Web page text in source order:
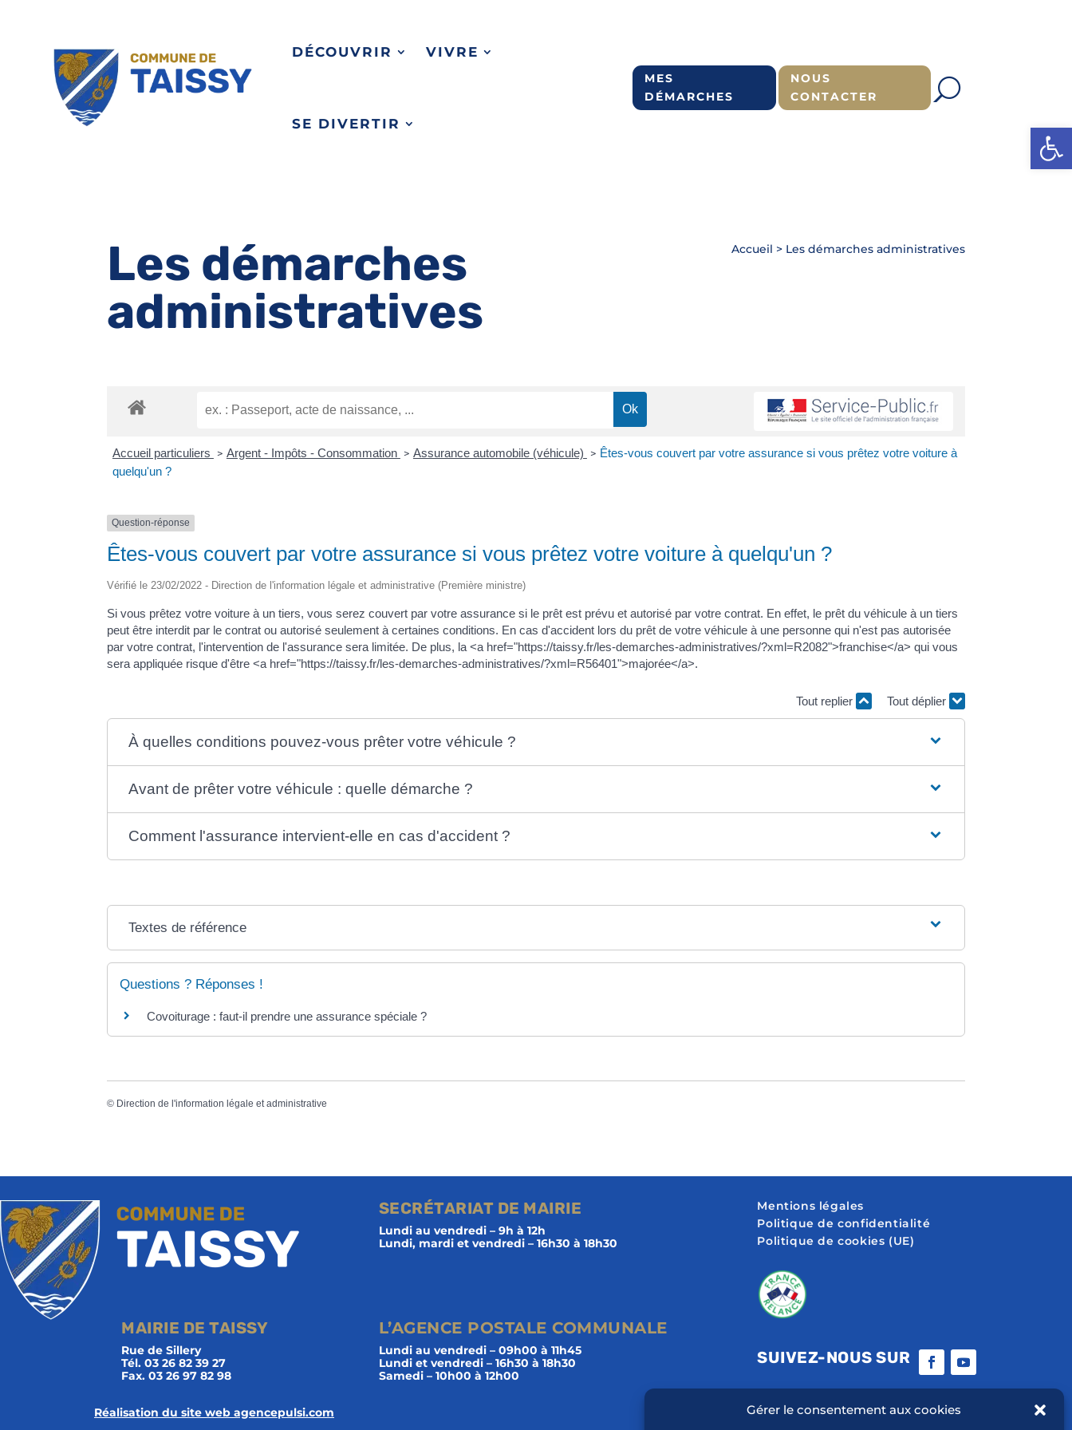
Ouvrir
Gérer le consentement aux cookies
DÉCOUVRIR VIVRE
SE DIVERTIR
MES
DÉMARCHES
NOUS
CONTACTER
Les démarches
administratives
Accueil > Les démarches administratives
Accueil particuliers > Argent - Impôts - Consommation > Assurance automobile (véhicule) > Êtes-vous couvert par votre assurance si vous prêtez votre voiture à
quelqu'un ?
Question-réponse
Êtes-vous couvert par votre assurance si vous prêtez votre voiture à quelqu'un ?
Vérifié le 23/02/2022 - Direction de l'information légale et administrative (Première ministre)
Si vous prêtez votre voiture à un tiers, vous serez couvert par votre assurance si le prêt est prévu et autorisé par votre contrat. En effet, le prêt du véhicule à un tiers
peut être interdit par le contrat ou autorisé seulement à certaines conditions. En cas d'accident lors du prêt de votre véhicule à une personne qui n'est pas autorisée
par votre contrat, l'intervention de l'assurance sera limitée. De plus, la <a href="https://taissy.fr/les-demarches-administratives/?xml=R2082">franchise</a> qui vous
sera appliquée risque d'être <a href="https://taissy.fr/les-demarches-administratives/?xml=R56401">majorée</a>.
Tout replier Tout déplier
À quelles conditions pouvez-vous prêter votre véhicule ?
Avant de prêter votre véhicule : quelle démarche ?
Comment l'assurance intervient-elle en cas d'accident ?
Textes de référence
Questions ? Réponses !
Covoiturage : faut-il prendre une assurance spéciale ?
© Direction de l'information légale et administrative
SECRÉTARIAT DE MAIRIE
Lundi au vendredi – 9h à 12h
Lundi, mardi et vendredi – 16h30 à 18h30
MAIRIE DE TAISSY
Rue de Sillery
Tél. 03 26 82 39 27
Fax. 03 26 97 82 98
L’AGENCE POSTALE COMMUNALE
Lundi au vendredi – 09h00 à 11h45
Lundi et vendredi – 16h30 à 18h30
Samedi – 10h00 à 12h00
Réalisation du site web agencepulsi.com
Mentions légales
Politique de confidentialité
Politique de cookies (UE)
SUIVEZ-NOUS SUR